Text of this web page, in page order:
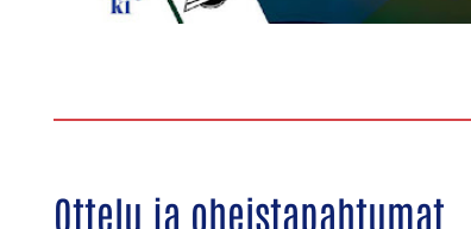
Ottelu ja oheistapahtumat